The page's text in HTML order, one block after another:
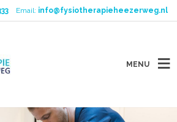
Email: info@fysiotherapieheezerweg.nl
MENU